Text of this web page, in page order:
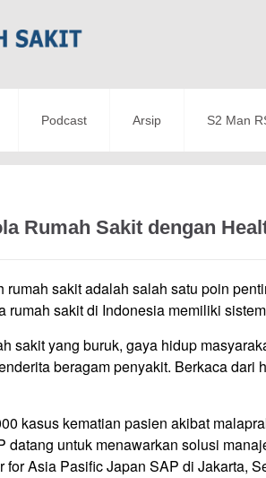
Podcast Arsip S2 Man
Rumah Sakit dengan
rumah sakit adalah salah satu poin
rumah sakit di Indonesia memiliki
sakit yang buruk, gaya hidup
beragam penyakit. Berkaca dari
kasus kematian pasien akibat
datang untuk menawarkan solusi
Asia Pasific Japan SAP di Jakarta,